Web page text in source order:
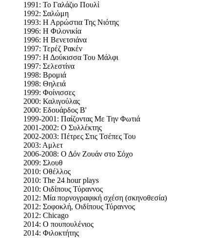
1991: Το Γαλάζιο Πουλί
1992: Σαλώμη
1993: Η Αρρώστια Της Νιότης
1996: Η Φιλονικία
1996: Η Βενετσιάνα
1997: Τερέζ Ρακέν
1997: Η Δούκισσα Του Μάλφι
1997: Σελεστίνα
1998: Βρομιά
1998: Θηλειά
1999: Φοίνισσες
2000: Καλιγούλας
2000: Εδουάρδος Β'
1999-2001: Παίζοντας Με Την Φωτιά
2001-2002: Ο Συλλέκτης
2002-2003: Πέτρες Στις Τσέπες Του
2003: Αμλετ
2006-2008: Ο Δόν Ζουάν στο Σόχο
2009: Σλουθ
2010: Οθέλλος
2010: The 24 hour plays
2010: Οιδίπους Τύραννος
2012: Μία πορνογραφική σχέση (σκηνοθεσία)
2012: Σοφοκλή, Οιδίπους Τύραννος
2012: Chicago
2014: Ο πουπουλένιος
2014: Φιλοκτήτης